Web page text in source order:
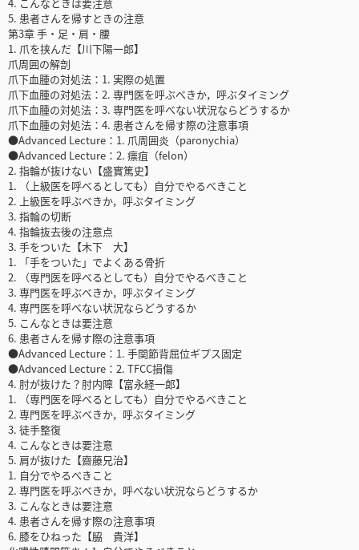
5. 患者さんを帰すときの注意
第3章 手・足・肩・腰
1. 爪を挟んだ【川下陽一郎】
爪周囲の解剖
爪下血腫の対処法：1. 実際の処置
爪下血腫の対処法：2. 専門医を呼ぶべきか，呼ぶタイミング
爪下血腫の対処法：3. 専門医を呼べない状況ならどうするか
爪下血腫の対処法：4. 患者さんを帰す際の注意事項
●Advanced Lecture：1. 爪周囲炎（paronychia）
●Advanced Lecture：2. 瘭疽（felon）
2. 指輪が抜けない【盛實篤史】
1. （上級医を呼べるとしても）自分でやるべきこと
2. 上級医を呼ぶべきか，呼ぶタイミング
3. 指輪の切断
4. 指輪抜去後の注意点
3. 手をついた【木下 大】
1. 「手をついた」でよくある骨折
2. （専門医を呼べるとしても）自分でやるべきこと
3. 専門医を呼ぶべきか，呼ぶタイミング
4. 専門医を呼べない状況ならどうするか
5. こんなときは要注意
6. 患者さんを帰す際の注意事項
●Advanced Lecture：1. 手関節背屈位ギプス固定
●Advanced Lecture：2. TFCC損傷
4. 肘が抜けた？肘内障【富永経一郎】
1. （専門医を呼べるとしても）自分でやるべきこと
2. 専門医を呼ぶべきか，呼ぶタイミング
3. 徒手整復
4. こんなときは要注意
5. 肩が抜けた【齋藤兄治】
1. 自分でやるべきこと
2. 専門医を呼ぶべきか，呼べない状況ならどうするか
3. こんなときは要注意
4. 患者さんを帰す際の注意事項
6. 膝をひねった【脇 貴洋】